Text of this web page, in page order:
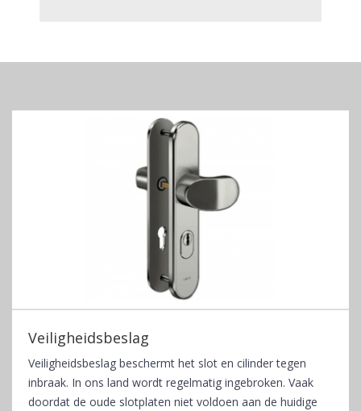
Veiligheidsbeslag
Veiligheidsbeslag beschermt het slot en cilinder tegen
inbraak. In ons land wordt regelmatig ingebroken. Vaak
doordat de oude slotplaten niet voldoen aan de huidige